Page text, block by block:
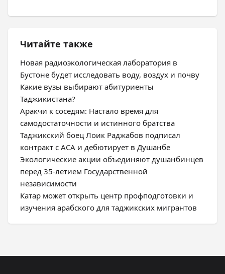
Читайте также
Новая радиоэкологическая лаборатория в
Бустоне будет исследовать воду, воздух и почву
Какие вузы выбирают абитуриенты
Таджикистана?
Аракчи к соседям: Настало время для
самодостаточности и истинного братства
Таджикский боец Лоик Раджабов подписал
контракт с ACA и дебютирует в Душанбе
Экологические акции объединяют душанбинцев
перед 35-летием Государственной
независимости
Катар может открыть центр профподготовки и
изучения арабского для таджикских мигрантов